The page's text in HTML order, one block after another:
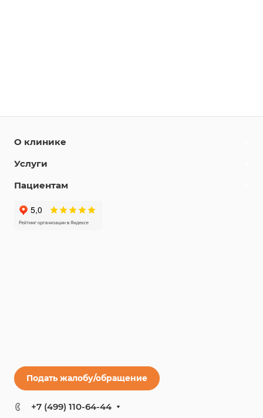
О клинике
Услуги
Пациентам
Подать жалобу/обращение
+7 (499) 110-64-44